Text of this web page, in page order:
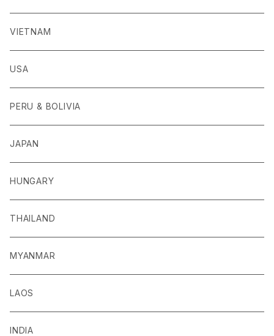
VIETNAM
USA
PERU & BOLIVIA
JAPAN
HUNGARY
THAILAND
MYANMAR
LAOS
INDIA